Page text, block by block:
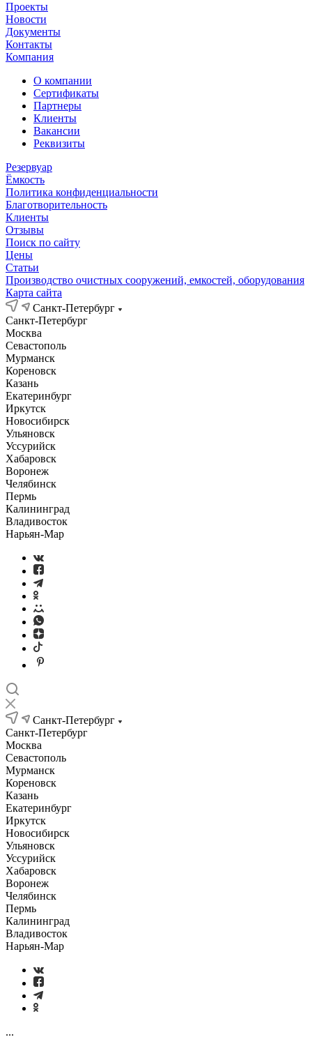
Проекты
Новости
Документы
Контакты
Компания
О компании
Сертификаты
Партнеры
Клиенты
Вакансии
Реквизиты
Резервуар
Ёмкость
Политика конфиденциальности
Благотворительность
Клиенты
Отзывы
Поиск по сайту
Цены
Статьи
Производство очистных сооружений, емкостей, оборудования
Карта сайта
Санкт-Петербург
Санкт-Петербург
Москва
Севастополь
Мурманск
Кореновск
Казань
Екатеринбург
Иркутск
Новосибирск
Ульяновск
Уссурийск
Хабаровск
Воронеж
Челябинск
Пермь
Калининград
Владивосток
Нарьян-Мар
Санкт-Петербург
Санкт-Петербург
Москва
Севастополь
Мурманск
Кореновск
Казань
Екатеринбург
Иркутск
Новосибирск
Ульяновск
Уссурийск
Хабаровск
Воронеж
Челябинск
Пермь
Калининград
Владивосток
Нарьян-Мар
...